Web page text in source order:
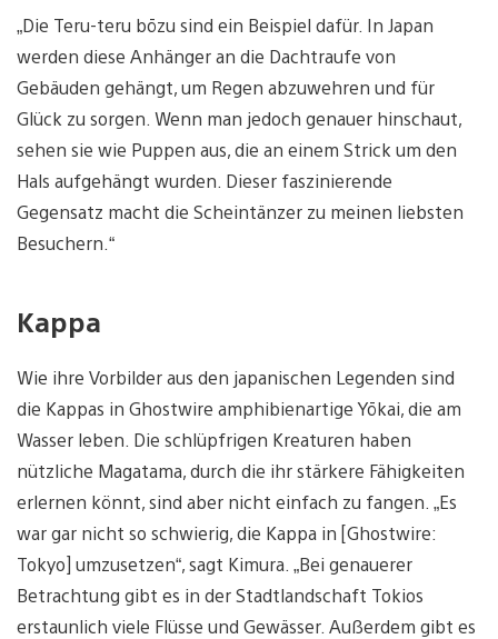
„Die Teru-teru bōzu sind ein Beispiel dafür. In Japan
werden diese Anhänger an die Dachtraufe von
Gebäuden gehängt, um Regen abzuwehren und für
Glück zu sorgen. Wenn man jedoch genauer hinschaut,
sehen sie wie Puppen aus, die an einem Strick um den
Hals aufgehängt wurden. Dieser faszinierende
Gegensatz macht die Scheintänzer zu meinen liebsten
Besuchern.“
Kappa
Wie ihre Vorbilder aus den japanischen Legenden sind
die Kappas in Ghostwire amphibienartige Yōkai, die am
Wasser leben. Die schlüpfrigen Kreaturen haben
nützliche Magatama, durch die ihr stärkere Fähigkeiten
erlernen könnt, sind aber nicht einfach zu fangen. „Es
war gar nicht so schwierig, die Kappa in [Ghostwire:
Tokyo] umzusetzen“, sagt Kimura. „Bei genauerer
Betrachtung gibt es in der Stadtlandschaft Tokios
erstaunlich viele Flüsse und Gewässer. Außerdem gibt es